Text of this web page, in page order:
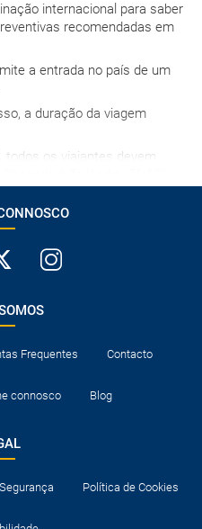
internacional para saber
recomendadas em
a entrada no país de um
a duração da viagem
todos os viajantes devem
de casal, nos quais se
terceira pessoa, com os
medida do possível.
caso algum será antes das
uma garantia, pelo que,
de berços para bebés.
para entrar os
Frequentes Contacto
connosco Blog
Segurança Política de Cookies